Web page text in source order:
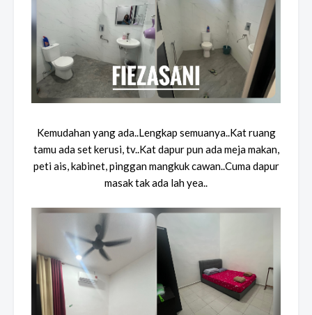
Kemudahan yang ada..Lengkap semuanya..Kat ruang
tamu ada set kerusi, tv..Kat dapur pun ada meja makan,
peti ais, kabinet, pinggan mangkuk cawan..Cuma dapur
masak tak ada lah yea..